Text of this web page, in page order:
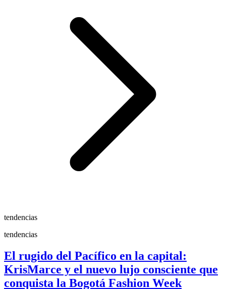
tendencias
tendencias
El rugido del Pacífico en la capital:
KrisMarce y el nuevo lujo consciente que
conquista la Bogotá Fashion Week